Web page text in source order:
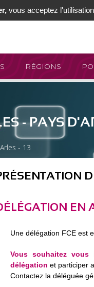
RÉGIONS
- PAYS
- 13
EN
Une délégation FCE est
Vous souhaitez
délégation et participer
Contactez la déléguée
vous acceptez